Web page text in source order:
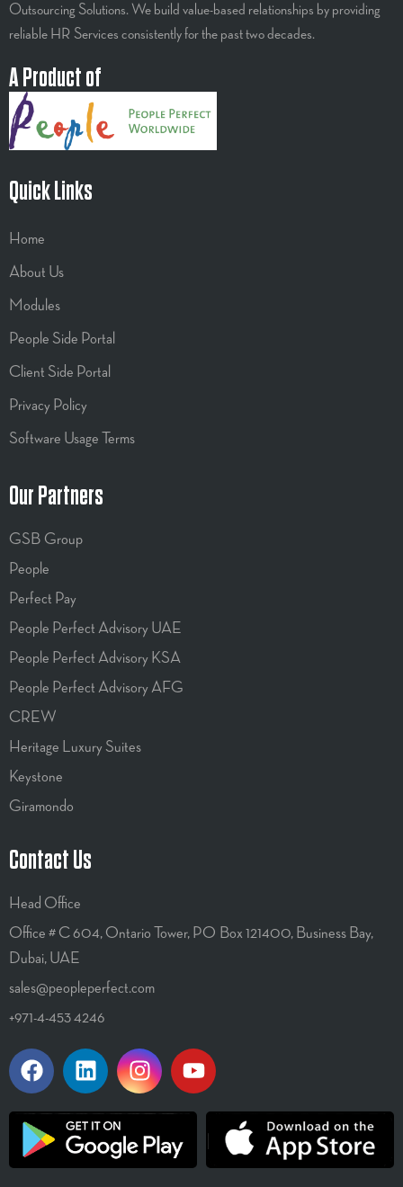
Outsourcing Solutions. We build value-based relationships by providing
reliable HR Services consistently for the past two decades.
A Product of
Quick Links
Home
About Us
Modules
People Side Portal
Client Side Portal
Privacy Policy
Software Usage Terms
Our Partners
GSB Group
People
Perfect Pay
People Perfect Advisory UAE
People Perfect Advisory KSA
People Perfect Advisory AFG
CREW
Heritage Luxury Suites
Keystone
Giramondo
Contact Us
Head Office
Office # C 604, Ontario Tower, PO Box 121400, Business Bay,
Dubai, UAE
sales@peopleperfect.com
+971-4-453 4246